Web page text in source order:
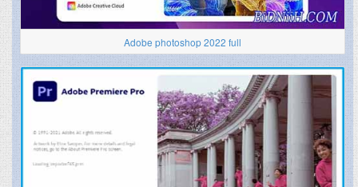
Adobe photoshop 2022 full